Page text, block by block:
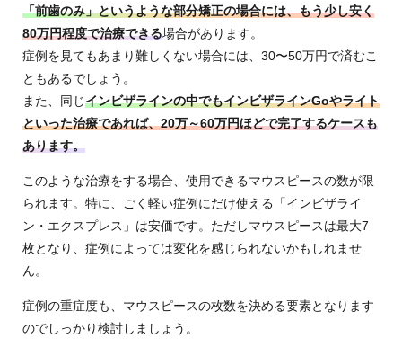
「前歯のみ」というような部分矯正の場合には、もう少し安く
80万円程度で治療できる場合があります。
症例を見てもあまり難しくない場合には、30〜50万円で済むこ
ともあるでしょう。
また、同じインビザラインの中でもインビザラインGoやライト
といった治療であれば、20万～60万円ほどで完了するケースも
あります。
このような治療をする場合、使用できるマウスピースの数が限
られます。特に、ごく軽い症例にだけ使える「インビザライ
ン・エクスプレス」は安価です。ただしマウスピースは最大7
枚となり、症例によっては変化を感じられないかもしれませ
ん。
症例の重症度も、マウスピースの枚数を決める要素となります
のでしっかり検討しましょう。